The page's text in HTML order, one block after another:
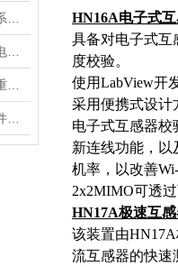
HN16A电子式
具备对电子式互
度校验。
使用LabView开
采用便携式设计
电子式互感器校
新连线功能，
机率，以改善
2x2MIMO可透
HN17A极速互
该装置由HN17A
流互感器的快速